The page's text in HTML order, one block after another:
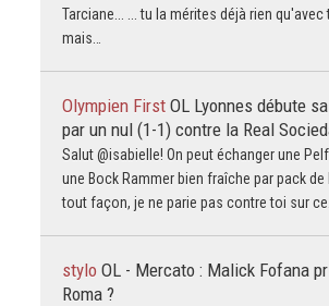
Tarciane... ... tu la mérites déjà rien
mais…
Olympien First OL Lyonnes débute
par un nul (1-1) contre la Real
Salut @isabielle! On peut échanger une
une Bock Rammer bien fraîche par pack de
tout façon, je ne parie pas contre toi sur ce…
stylo OL - Mercato : Malick Fofana
Roma ?